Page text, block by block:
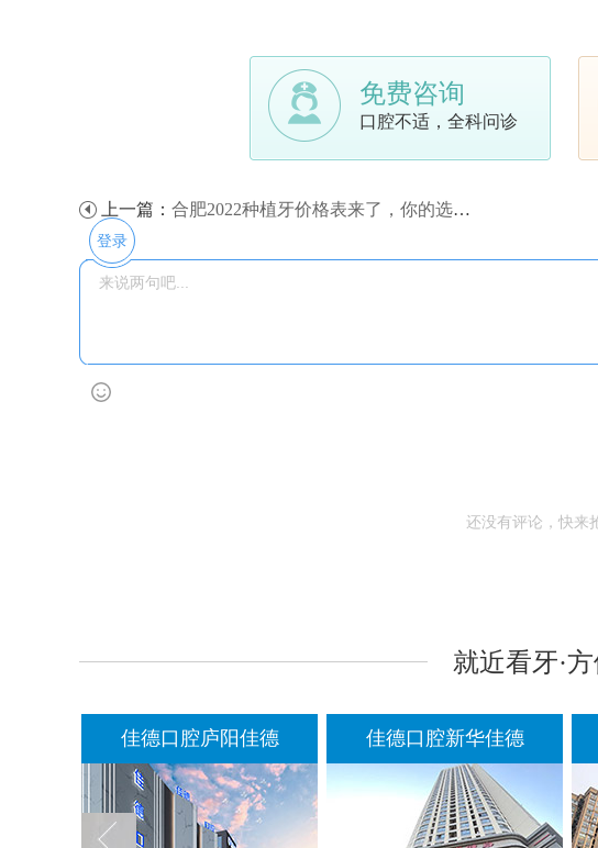
免费咨询
口腔不适，全科问诊
上一篇： 合肥2022种植牙价格表来了，你的选择决定价格！
登录
还没有评论，快来
就近看牙·
佳德口腔庐阳佳德 佳德口腔新华佳德